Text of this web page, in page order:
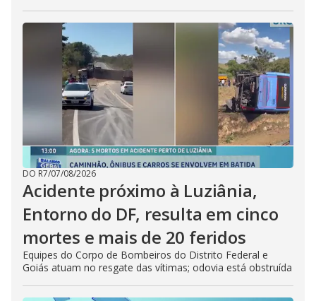
DO R7/07/08/2026
Acidente próximo à Luziânia,
Entorno do DF, resulta em cinco
mortes e mais de 20 feridos
Equipes do Corpo de Bombeiros do Distrito Federal e
Goiás atuam no resgate das vítimas; odovia está obstruída